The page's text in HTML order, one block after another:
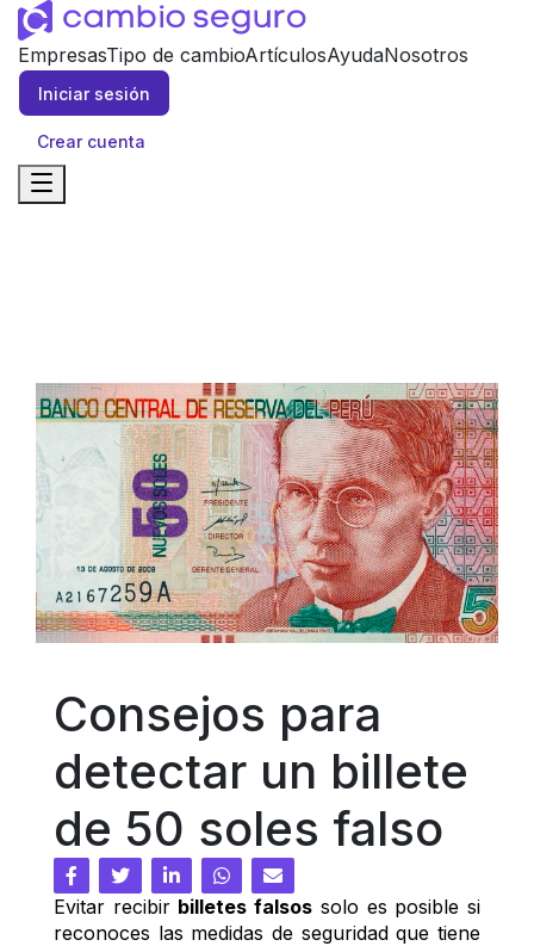
EmpresasTipo de cambioArtículosAyudaNosotros
Iniciar sesión
Crear cuenta
Consejos para
detectar un billete
de 50 soles falso
Evitar recibir billetes falsos solo es posible si
reconoces las medidas de seguridad que tiene